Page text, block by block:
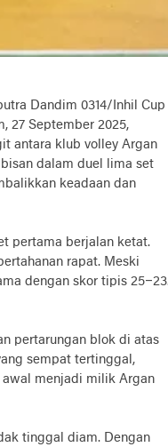
Dandim 0314/Inhil Cup
27 September 2025,
antara klub volley Argan
dalam duel lima set
keadaan dan
pertama berjalan ketat.
rapat. Meski
dengan skor tipis
pertarungan blok di atas
sempat tertinggal,
awal menjadi milik Argan
tinggal diam. Dengan